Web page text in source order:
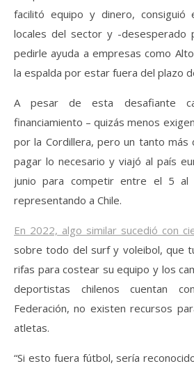
facilitó equipo y dinero, consiguió
locales del sector y -desesperado
pedirle ayuda a empresas como
la espalda por estar fuera del plazo
A pesar de esta desafiante
financiamiento – quizás menos
por la Cordillera, pero un tanto más
pagar lo necesario y viajó al país
junio para competir entre el 5 al
representando a Chile.
En 2022, algo similar sucedió con
sobre todo del surf y voleibol, que
rifas para costear su equipo y los
deportistas chilenos cuentan
Federación, no existen recursos
atletas.
“Si esto fuera fútbol, sería